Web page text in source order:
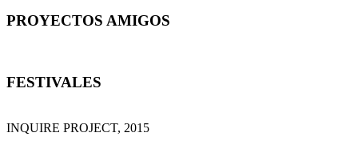
PROYECTOS AMIGOS
FESTIVALES
INQUIRE PROJECT, 2015